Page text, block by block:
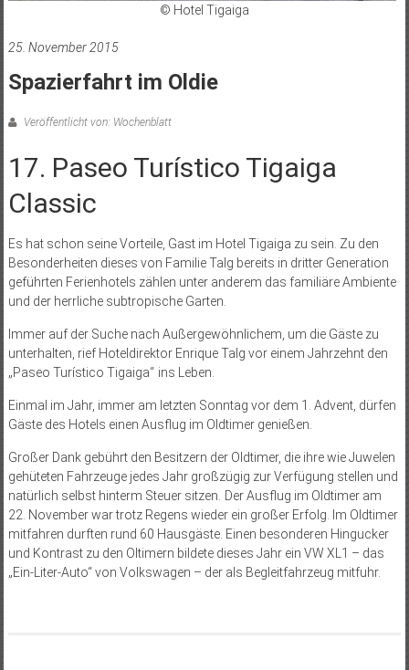
© Hotel Tigaiga
25. November 2015
Spazierfahrt im Oldie
Veröffentlicht von: Wochenblatt
17. Paseo Turístico Tigaiga
Classic
Es hat schon seine Vorteile, Gast im Hotel Tigaiga zu sein. Zu den
Besonderheiten dieses von Familie Talg bereits in dritter Generation
geführten Ferienhotels zählen unter anderem das familiäre Ambiente
und der herrliche subtropische Garten.
Immer auf der Suche nach Außergewöhnlichem, um die Gäste zu
unterhalten, rief Hoteldirektor Enrique Talg vor einem Jahrzehnt den
„Paseo Turístico Tigaiga“ ins Leben.
Einmal im Jahr, immer am letzten Sonntag vor dem 1. Advent, dürfen
Gäste des Hotels einen Ausflug im Oldtimer genießen.
Großer Dank gebührt den Besitzern der Oldtimer, die ihre wie Juwelen
gehüteten Fahrzeuge jedes Jahr großzügig zur Verfügung stellen und
natürlich selbst hinterm Steuer sitzen. Der Ausflug im Oldtimer am
22. November war trotz Regens wieder ein großer Erfolg. Im Oldtimer
mitfahren durften rund 60 Hausgäste. Einen besonderen Hingucker
und Kontrast zu den Oltimern bildete dieses Jahr ein VW XL1 – das
„Ein-Liter-Auto“ von Volkswagen – der als Begleitfahrzeug mitfuhr.